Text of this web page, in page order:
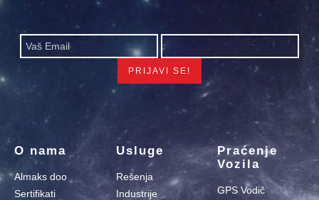
O nama
Almaks doo
Sertifikati
Usluge
Rešenja
Industrije
Praćenje
Vozila
GPS Vodič